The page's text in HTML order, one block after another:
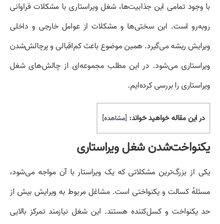
با وجود تمامی این جذابیت‌ها، شغل ویراستاری با مشکلات فراوانی
روبه‌رو است. این سختی‌ها و مشکلات از عوامل خارجی و داخلی
ویرایش ریشه می‌گیرد. همین موضوع باعث کم‌اقبالی و پرچالش‌شدن
ویراستاری می‌شود. در این مطلب مجموعه‌ای از چالش‌های شغل
ویراستاری را بررسی کرده‌ایم.
در این مقاله خواهید خواند: [مشاهده]
یکنواخت‌شدن شغل ویراستاری
یکی از بزرگ‌ترین مشکلاتی که یک ویراستار با آن مواجه می‌شود،
مسئلهٔ کسالت و یکنواختی است. مشاغل مربوط به ویرایش بیش ‌از
حد یکنواخت و کسل‌کننده هستند. این شغل نیازمند تمرکز بالایی